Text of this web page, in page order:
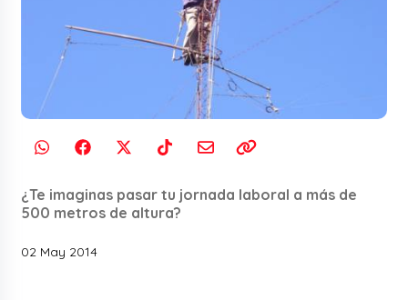
¿Te imaginas pasar tu jornada laboral a más de
500 metros de altura?
02 May 2014